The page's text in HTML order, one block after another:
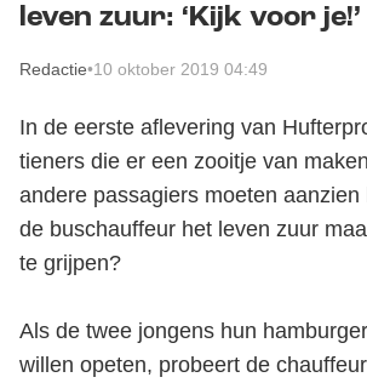
leven zuur: ‘Kijk voor je!’
Redactie•10 oktober 2019 04:49
In de eerste aflevering van
tieners die er een zooitje van
andere passagiers moeten aanzien
de buschauffeur het leven zuur
te grijpen?
Als de twee jongens hun
willen opeten, probeert de